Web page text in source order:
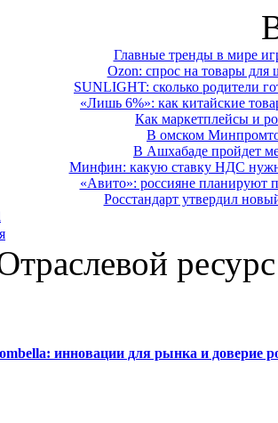
Главные тренды в мире
Ozon: спрос на товары для
SUNLIGHT: сколько родители
«Лишь 6%»: как китайские
Как маркетплейсы и
В омском
В Ашхабаде пройдет
Минфин: какую ставку НДС
«Авито»: россияне планируют
Росстандарт утвердил
инновации для рынка и доверие